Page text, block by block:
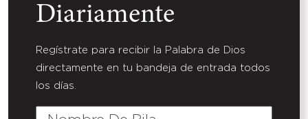
Diariamente
Regístrate para recibir la Palabra de Dios
directamente en tu bandeja de entrada todos
los días.
Nombre